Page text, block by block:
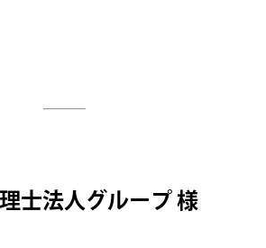
士法人グループ 様